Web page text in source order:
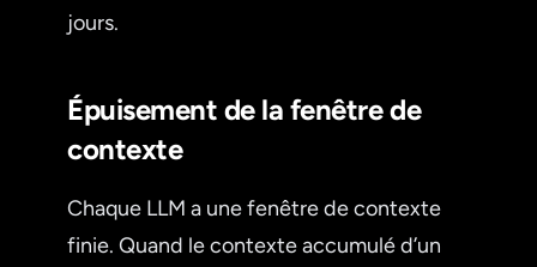
jours.
Épuisement de la fenêtre de
contexte
Chaque LLM a une fenêtre de contexte
finie. Quand le contexte accumulé d’un